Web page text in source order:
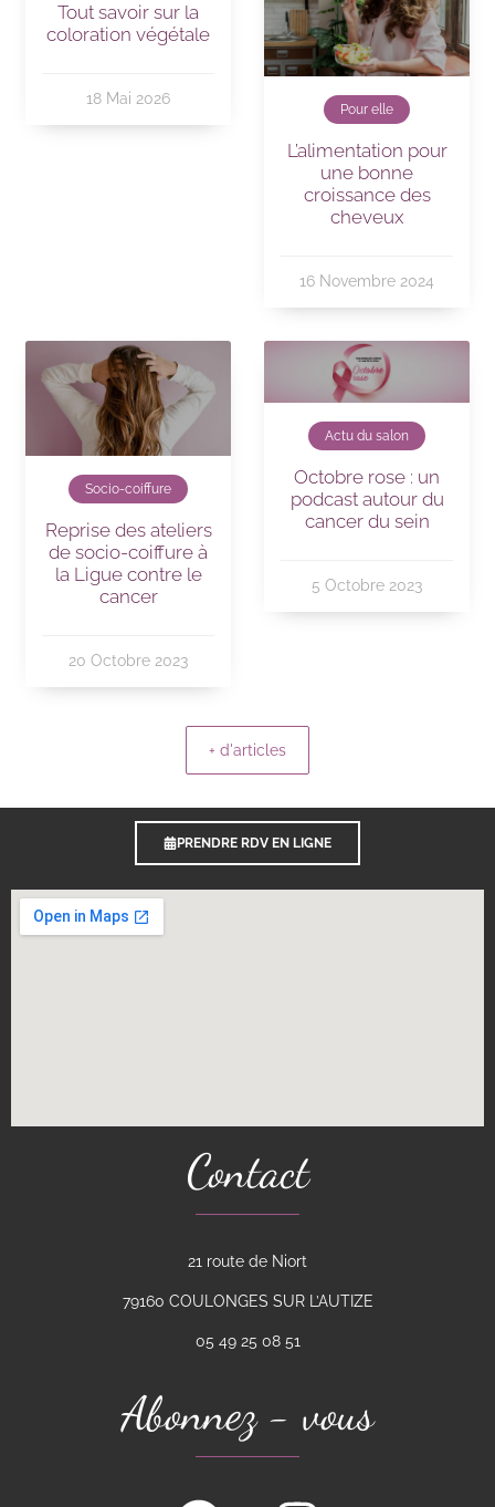
Tout savoir sur la
coloration végétale
18 Mai 2026
Pour elle
L’alimentation pour
une bonne
croissance des
cheveux
16 Novembre 2024
Socio-coiffure
Reprise des ateliers
de socio-coiffure à
la Ligue contre le
cancer
20 Octobre 2023
Actu du salon
Octobre rose : un
podcast autour du
cancer du sein
5 Octobre 2023
+ d'articles
PRENDRE RDV EN LIGNE
Contact
21 route de Niort
79160 COULONGES SUR L’AUTIZE
05 49 25 08 51
Abonnez - vous